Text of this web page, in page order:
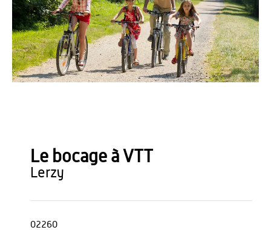
Anne-Sophie Flament
Le bocage à VTT
lerzy
02260